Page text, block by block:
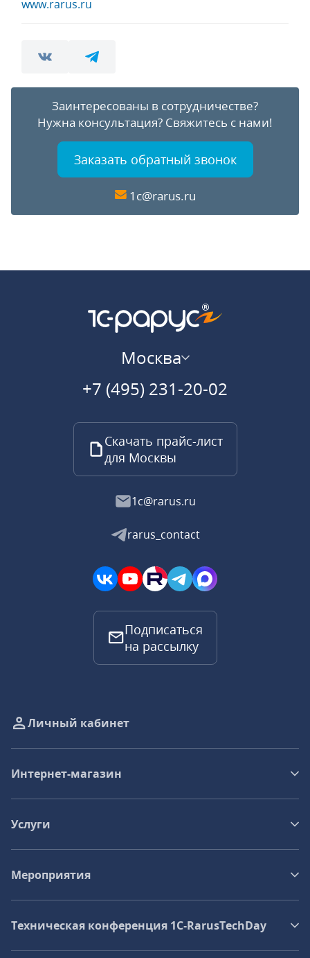
www.rarus.ru
Заинтересованы в сотрудничестве?
Нужна консультация? Свяжитесь с нами!
Заказать обратный звонок
1c@rarus.ru
Москва
+7 (495) 231-20-02
Скачать прайс-лист
для Москвы
1c@rarus.ru
rarus_contact
Подписаться
на рассылку
Личный кабинет
Интернет-магазин
Услуги
Мероприятия
Техническая конференция 1C‑RarusTechDay